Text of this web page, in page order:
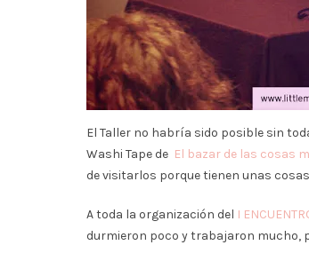
El Taller no habría sido posible sin
Washi Tape de El bazar de las cosas
de visitarlos porque tienen unas
A toda la organización del I
durmieron poco y trabajaron mucho,